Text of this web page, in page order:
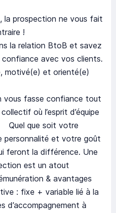
la prospection ne vous fait
!
la relation BtoB et savez
avec vos clients.
motivé(e) et orienté(e)
vous fasse confiance tout
où l’esprit d’équipe
Quel que soit votre
personnalité et votre goût
feront la différence. Une
est un atout
& avantages
: fixe + variable lié à la
d’accompagnement à